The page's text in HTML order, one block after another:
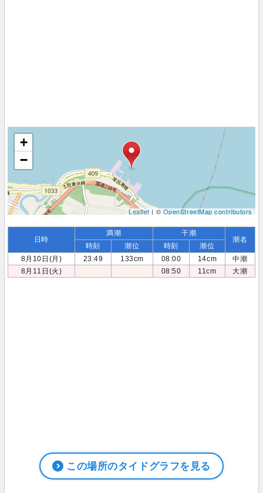
+
−
Leaflet| ©OpenStreetMap contributors
日時
満潮 干潮
潮名
時刻 潮位 時刻
潮位
8月10日(月)
23:49 133cm 08:00 14cm
中潮
8月11日(火)
08:50 11cm 大潮
この場所のタイドグラフを見る